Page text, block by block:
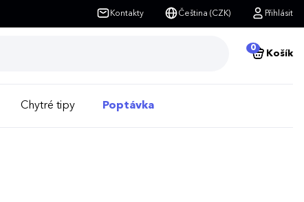
Kontakty Čeština (CZK) Přihlásit
0
Košík
Chytré tipy Poptávka